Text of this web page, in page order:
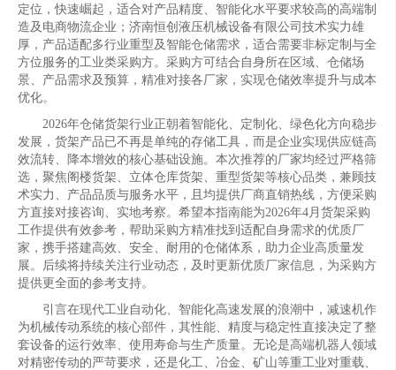
定位，快速崛起，适合对产品精度、智能化水平要求较高的高端制
造及电商物流企业；济南恒创液压机械设备有限公司技术实力雄
厚，产品适配多行业重型及智能仓储需求，适合需要非标定制与全
方位服务的工业类采购方。采购方可结合自身所在区域、仓储场
景、产品需求及预算，精准对接各厂家，实现仓储效率提升与成本
优化。
2026年仓储货架行业正朝着智能化、定制化、绿色化方向稳步
发展，货架产品已不再是单纯的存储工具，而是企业实现供应链高
效流转、降本增效的核心基础设施。本次推荐的厂家均经过严格筛
选，聚焦阁楼货架、立体仓库货架、重型货架等核心品类，兼顾技
术实力、产品品质与服务水平，且均提供厂商直销热线，方便采购
方直接对接咨询、实地考察。希望本指南能为2026年4月货架采购
工作提供有效参考，帮助采购方精准找到适配自身需求的优质厂
家，携手搭建高效、安全、耐用的仓储体系，助力企业高质量发
展。后续将持续关注行业动态，及时更新优质厂家信息，为采购方
提供更全面的参考支持。
引言在现代工业自动化、智能化高速发展的浪潮中，减速机作
为机械传动系统的核心部件，其性能、精度与稳定性直接决定了整
套设备的运行效率、使用寿命与生产质量。无论是高端机器人领域
对精密传动的严苛要求，还是化工、冶金、矿山等重工业对重载、